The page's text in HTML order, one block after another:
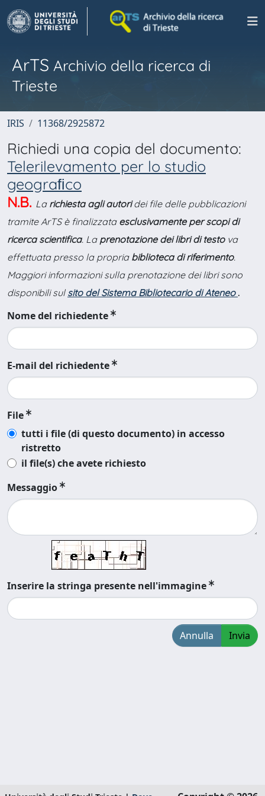
ArTS Archivio della ricerca di
Trieste
IRIS 11368/2925872
Richiedi una copia del documento:
Telerilevamento per lo studio
geograﬁco
N.B. La richiesta agli autoridei file delle pubblicazioni
tramite ArTS è finalizzata esclusivamente per scopi di
ricerca scientifica. La prenotazione dei libri di testova
effettuata presso la propria biblioteca di riferimento.
Maggiori informazioni sulla prenotazione dei libri sono
disponibili sul sito del Sistema Bibliotecario di Ateneo .
Nome del richiedente
E-mail del richiedente
File
tutti i file (di questo documento) in accesso
ristretto
il file(s) che avete richiesto
Messaggio
Inserire la stringa presente nell'immagine
Annulla Invia